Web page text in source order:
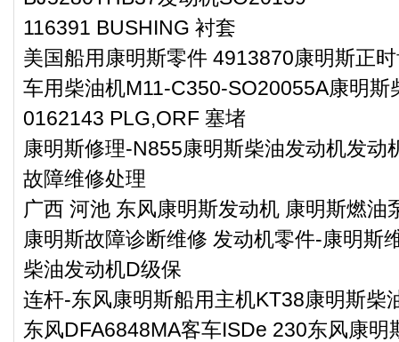
116391 BUSHING 衬套
美国船用康明斯零件 4913870康明斯正
车用柴油机M11-C350-SO20055A康明斯
0162143 PLG,ORF 塞堵
康明斯修理-N855康明斯柴油发动机发动
故障维修处理
广西 河池 东风康明斯发动机 康明斯燃油
康明斯故障诊断维修 发动机零件-康明斯
柴油发动机D级保
连杆-东风康明斯船用主机KT38康明斯柴
东风DFA6848MA客车ISDe 230东风康明